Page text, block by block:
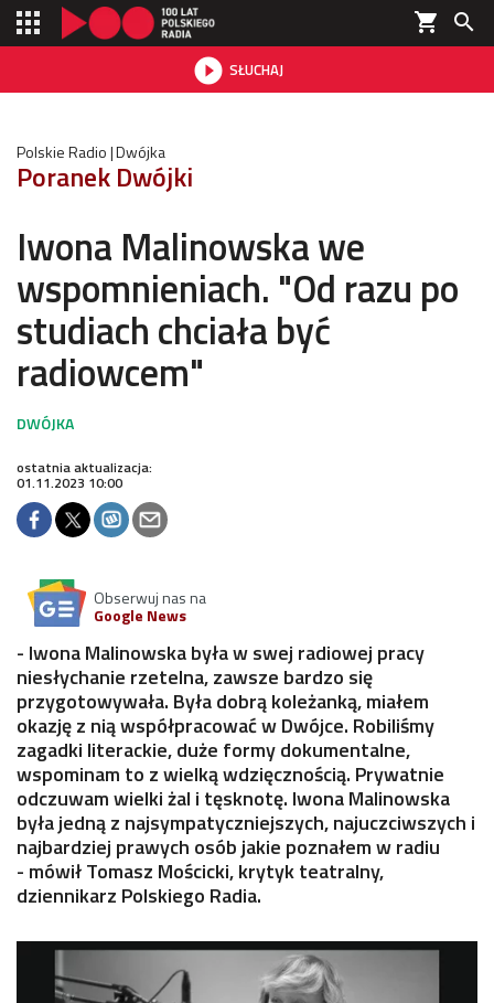
shopping_cart 
 SŁUCHAJ

Polskie Radio Dwójka
Poranek Dwójki
Iwona Malinowska we
wspomnieniach. "Od razu po
studiach chciała być
radiowcem"
ostatnia aktualizacja:
01.11.2023 10:00
Obserwuj nas na
Google News
- Iwona Malinowska była w swej radiowej pracy
niesłychanie rzetelna, zawsze bardzo się
przygotowywała. Była dobrą koleżanką, miałem
okazję z nią współpracować w Dwójce. Robiliśmy
zagadki literackie, duże formy dokumentalne,
wspominam to z wielką wdzięcznością. Prywatnie
odczuwam wielki żal i tęsknotę. Iwona Malinowska
była jedną z najsympatyczniejszych, najuczciwszych i
najbardziej prawych osób jakie poznałem w radiu
- mówił Tomasz Mościcki, krytyk teatralny,
dziennikarz Polskiego Radia.